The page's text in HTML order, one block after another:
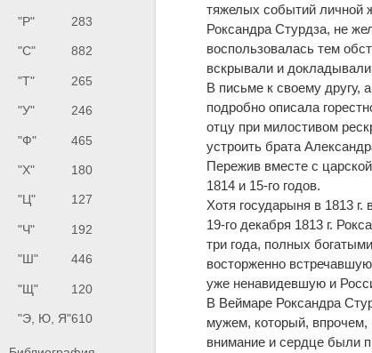
"Р" 283
"С" 882
"Т" 265
"У" 246
"Ф" 465
"Х" 180
"Ц" 127
"Ч" 192
"Ш" 446
"Щ" 120
"Э, Ю, Я"610
тяжелых событий личной
Роксандра Стурдза, не
воспользовалась тем
вскрывали и
В письме к своему другу,
подробно описала
отцу при милостивом
устроить брата
Пережив вместе с
1814 и 15-го годов.
Хотя государыня в 1813
19-го декабря 1813 г.
три года, полных
восторженно
уже ненавидевшую и
В Веймаре Роксандра
мужем, который, впрочем,
внимание и сердце были